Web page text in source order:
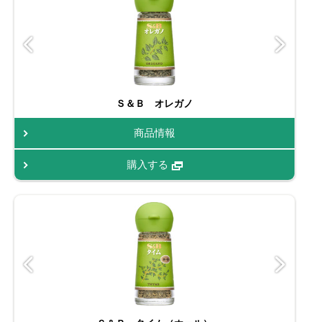
Ｓ＆Ｂ オレガノ
商品情報
購入する